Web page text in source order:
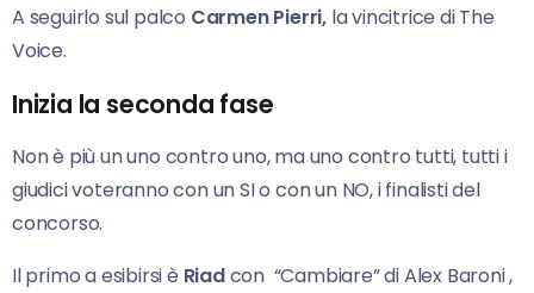
A seguirlo sul palco Carmen Pierri, la vincitrice di The
Voice.
Inizia la seconda fase
Non è più un uno contro uno, ma uno contro tutti, tutti i
giudici voteranno con un SI o con un NO, i finalisti del
concorso.
Il primo a esibirsi è Riadcon “Cambiare” di Alex Baroni ,